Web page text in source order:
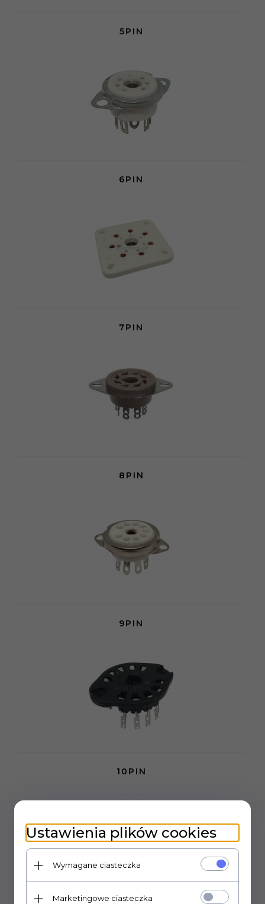
5PIN
6PIN
7PIN
8PIN
9PIN
10PIN
Ustawienia plików cookies
Wymagane ciasteczka
Marketingowe ciasteczka